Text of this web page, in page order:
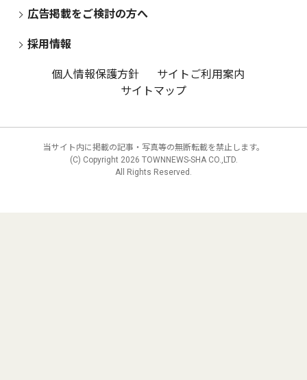
広告掲載をご検討の方へ
採用情報
個人情報保護方針
サイトご利用案内
サイトマップ
当サイト内に掲載の記事・写真等の無断転載を禁止します。
(C) Copyright 2026 TOWNNEWS-SHA CO.,LTD.
All Rights Reserved.